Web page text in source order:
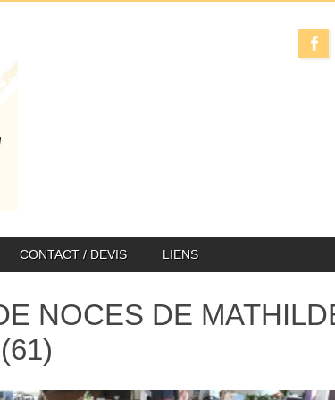
CONTACT / DEVIS LIENS
NOCES DE